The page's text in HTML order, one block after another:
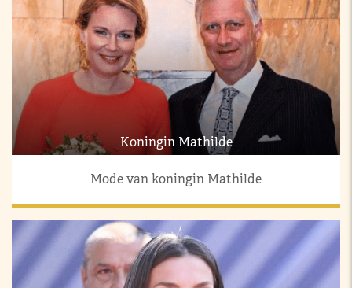
Koningin Mathilde
Mode van koningin Mathilde